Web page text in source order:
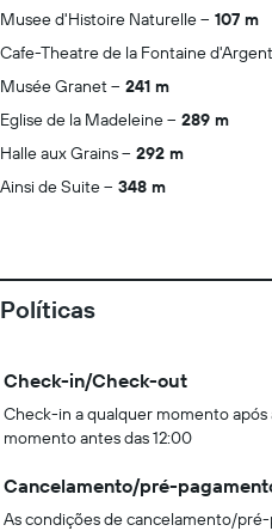
Musee d'Histoire Naturelle
107 m
Cafe-Theatre de la Fontaine d'Argent
Musée Granet
241 m
Eglise de la Madeleine
289 m
Halle aux Grains
292 m
Ainsi de Suite
348 m
Políticas
Check-in/Check-out
Check-in a qualquer momento
momento antes das 12:00
Cancelamento/pré-
As condições de cancelamento/